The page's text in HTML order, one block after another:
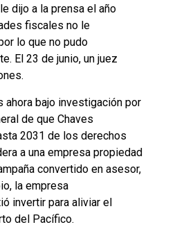
dijo a la prensa el año
fiscales no le
lo que no pudo
El 23 de junio, un juez
ahora bajo investigación por
de que Chaves
2031 de los derechos
a una empresa propiedad
convertido en asesor,
la empresa
invertir para aliviar el
del Pacífico.